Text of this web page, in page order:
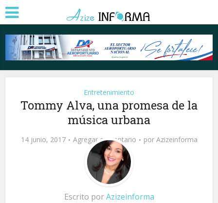
Entretenimiento
Tommy Alva, una promesa de la
música urbana
14 junio, 2017 Agregar comentario por Azizeinforma
Escrito porAzizeinforma